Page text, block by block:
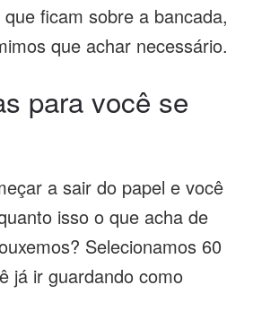
ficam sobre a bancada,
que achar necessário.
para você se
a sair do papel e você
isso o que acha de
Selecionamos 60
já ir guardando como